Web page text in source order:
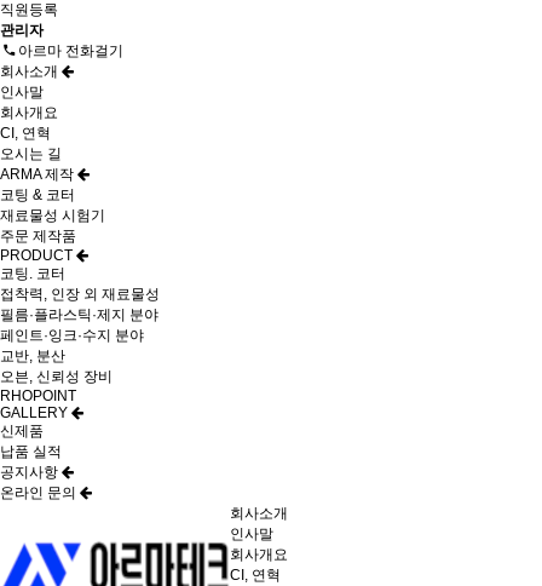
직원등록
관리자
아르마 전화걸기
회사소개
인사말
회사개요
CI, 연혁
오시는 길
ARMA 제작
코팅 & 코터
재료물성 시험기
주문 제작품
PRODUCT
코팅. 코터
접착력, 인장 외 재료물성
필름·플라스틱·제지 분야
페인트·잉크·수지 분야
교반, 분산
오븐, 신뢰성 장비
RHOPOINT
GALLERY
신제품
납품 실적
공지사항
온라인 문의
회사소개
인사말
회사개요
CI, 연혁